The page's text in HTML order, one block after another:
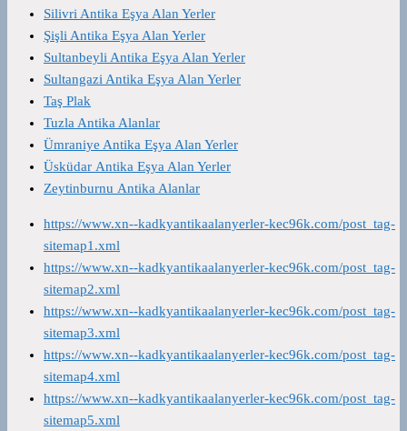
Silivri Antika Eşya Alan Yerler
Şişli Antika Eşya Alan Yerler
Sultanbeyli Antika Eşya Alan Yerler
Sultangazi Antika Eşya Alan Yerler
Taş Plak
Tuzla Antika Alanlar
Ümraniye Antika Eşya Alan Yerler
Üsküdar Antika Eşya Alan Yerler
Zeytinburnu Antika Alanlar
https://www.xn--kadkyantikaalanyerler-kec96k.com/post_tag-
sitemap1.xml
https://www.xn--kadkyantikaalanyerler-kec96k.com/post_tag-
sitemap2.xml
https://www.xn--kadkyantikaalanyerler-kec96k.com/post_tag-
sitemap3.xml
https://www.xn--kadkyantikaalanyerler-kec96k.com/post_tag-
sitemap4.xml
https://www.xn--kadkyantikaalanyerler-kec96k.com/post_tag-
sitemap5.xml